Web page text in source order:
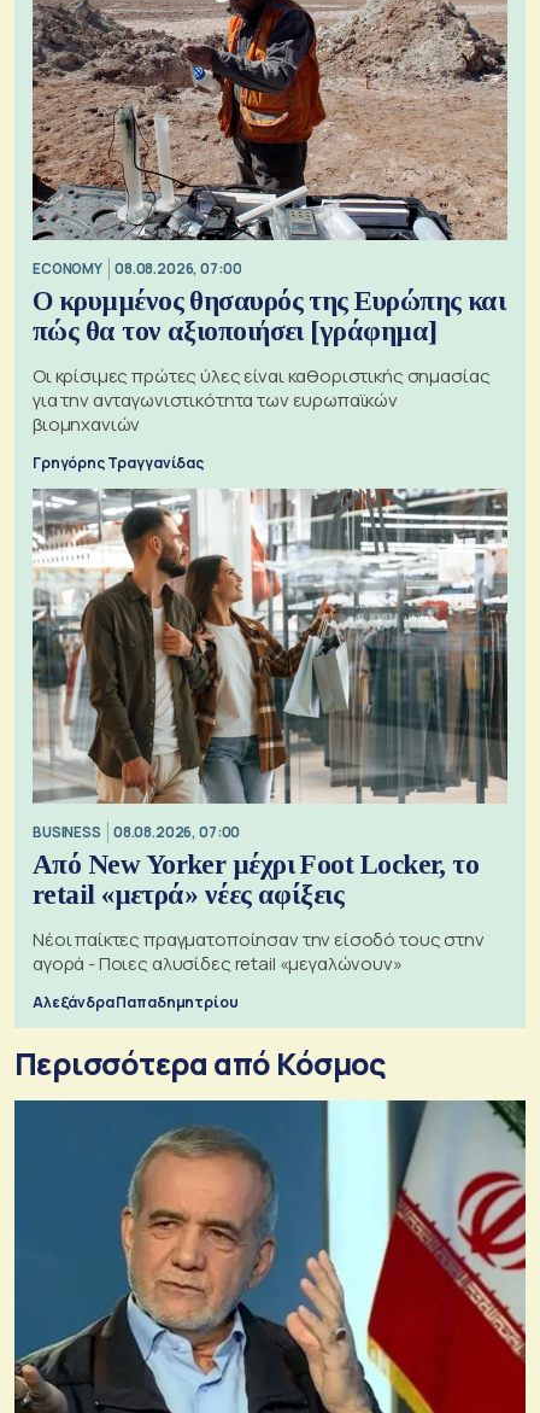
ECONOMY 08.08.2026, 07:00
Ο κρυμμένος θησαυρός της Ευρώπης και
πώς θα τον αξιοποιήσει [γράφημα]
Οι κρίσιμες πρώτες ύλες είναι καθοριστικής σημασίας
για την ανταγωνιστικότητα των ευρωπαϊκών
βιομηχανιών
Γρηγόρης Τραγγανίδας
BUSINESS 08.08.2026, 07:00
Από New Yorker μέχρι Foot Locker, το
retail «μετρά» νέες αφίξεις
Νέοι παίκτες πραγματοποίησαν την είσοδό τους στην
αγορά - Ποιες αλυσίδες retail «μεγαλώνουν»
Αλεξάνδρα Παπαδημητρίου
Περισσότερα από Κόσμος